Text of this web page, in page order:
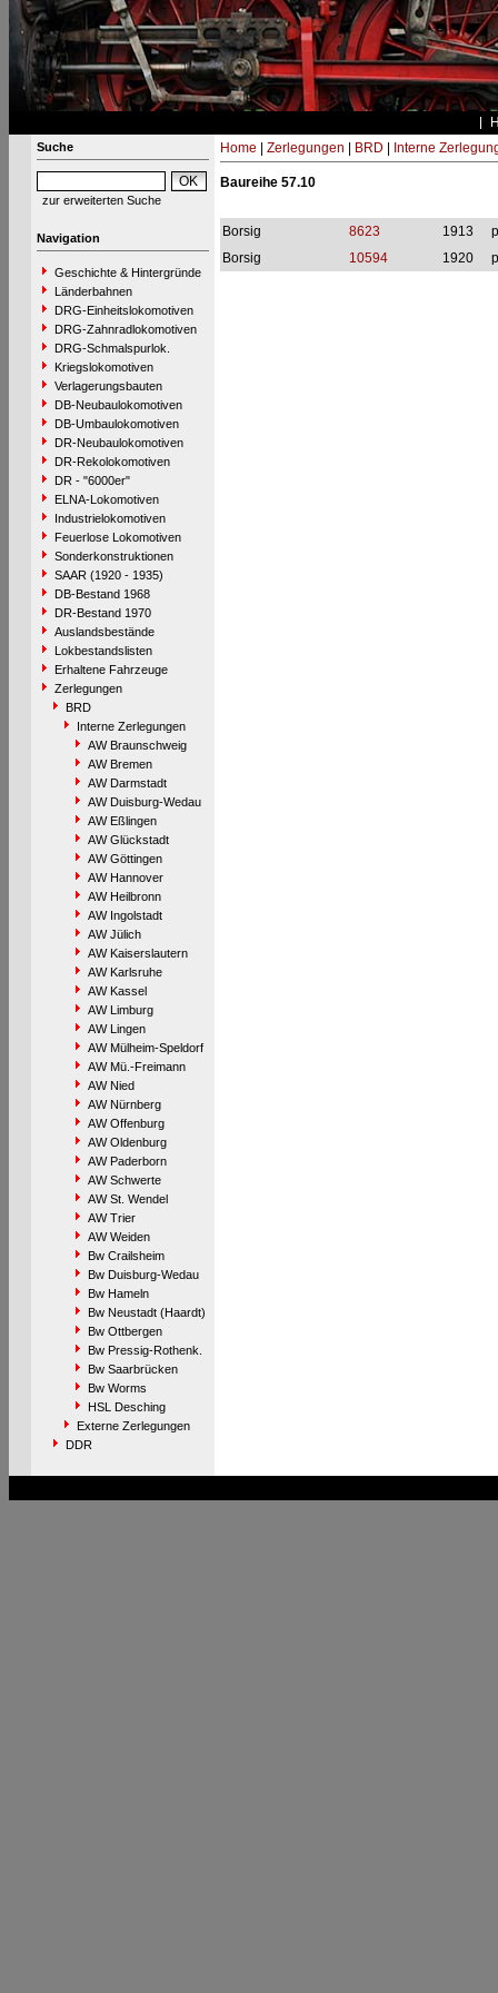
Suche
zur erweiterten Suche
Navigation
Geschichte & Hintergründe
Länderbahnen
DRG-Einheitslokomotiven
DRG-Zahnradlokomotiven
DRG-Schmalspurlok.
Kriegslokomotiven
Verlagerungsbauten
DB-Neubaulokomotiven
DB-Umbaulokomotiven
DR-Neubaulokomotiven
DR-Rekolokomotiven
DR - "6000er"
ELNA-Lokomotiven
Industrielokomotiven
Feuerlose Lokomotiven
Sonderkonstruktionen
SAAR (1920 - 1935)
DB-Bestand 1968
DR-Bestand 1970
Auslandsbestände
Lokbestandslisten
Erhaltene Fahrzeuge
Zerlegungen
BRD
Interne Zerlegungen
AW Braunschweig
AW Bremen
AW Darmstadt
AW Duisburg-Wedau
AW Eßlingen
AW Glückstadt
AW Göttingen
AW Hannover
AW Heilbronn
AW Ingolstadt
AW Jülich
AW Kaiserslautern
AW Karlsruhe
AW Kassel
AW Limburg
AW Lingen
AW Mülheim-Speldorf
AW Mü.-Freimann
AW Nied
AW Nürnberg
AW Offenburg
AW Oldenburg
AW Paderborn
AW Schwerte
AW St. Wendel
AW Trier
AW Weiden
Bw Crailsheim
Bw Duisburg-Wedau
Bw Hameln
Bw Neustadt (Haardt)
Bw Ottbergen
Bw Pressig-Rothenk.
Bw Saarbrücken
Bw Worms
HSL Desching
Externe Zerlegungen
DDR
Home Zerlegungen BRD Interne
Baureihe 57.10
Borsig 8623 1913
Borsig
10594 1920